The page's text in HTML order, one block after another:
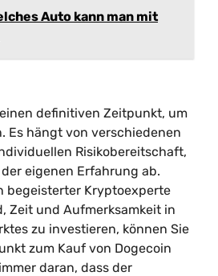
Auto kann man mit
definitiven Zeitpunkt, um
Es hängt von verschiedenen
Risikobereitschaft,
eigenen Erfahrung ab.
begeisterter Kryptoexperte
Zeit und Aufmerksamkeit in
zu investieren, können Sie
zum Kauf von Dogecoin
daran, dass der